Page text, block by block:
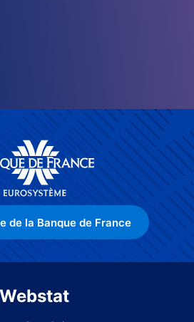
de la Banque de France
Webstat